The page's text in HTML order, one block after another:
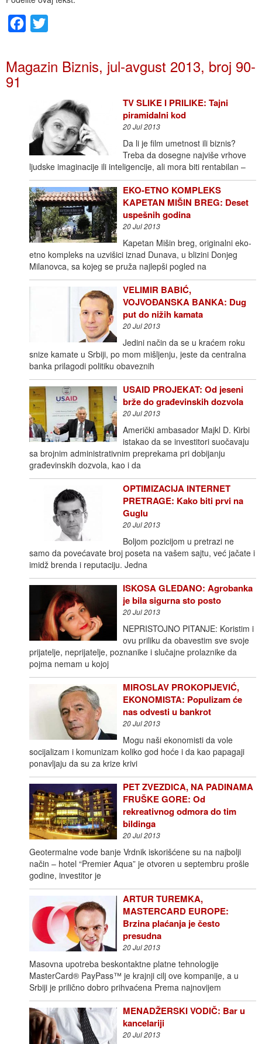
Facebook
Magazin Biznis, jul-avgust 2013, broj 90-
91
TV SLIKE I PRILIKE: Tajni
piramidalni kod
20 Jul 2013
Da li je film umetnost ili biznis?
Treba da dosegne najviše vrhove
ljudske imaginacije ili inteligencije, ali mora biti rentabilan –
EKO-ETNO KOMPLEKS
KAPETAN MIŠIN BREG: Deset
uspešnih godina
20 Jul 2013
Kapetan Mišin breg, originalni eko-
etno kompleks na uzvišici iznad Dunava, u blizini Donjeg
Milanovca, sa kojeg se pruža najlepši pogled na
VELIMIR BABIĆ,
VOJVOĐANSKA BANKA: Dug
put do nižih kamata
20 Jul 2013
Jedini način da se u kraćem roku
snize kamate u Srbiji, po mom mišljenju, jeste da centralna
banka prilagodi politiku obaveznih
USAID PROJEKAT: Od jeseni
brže do građevinskih dozvola
20 Jul 2013
Američki ambasador Majkl D. Kirbi
istakao da se investitori suočavaju
sa brojnim administrativnim preprekama pri dobijanju
građevinskih dozvola, kao i da
OPTIMIZACIJA INTERNET
PRETRAGE: Kako biti prvi na
Guglu
20 Jul 2013
Boljom pozicijom u pretrazi ne
samo da povećavate broj poseta na vašem sajtu, već jačate i
imidž brenda i reputaciju. Jedna
ISKOSA GLEDANO: Agrobanka
je bila sigurna sto posto
20 Jul 2013
NEPRISTOJNO PITANJE: Koristim i
ovu priliku da obavestim sve svoje
prijatelje, neprijatelje, poznanike i slučajne prolaznike da
pojma nemam u kojoj
MIROSLAV PROKOPIJEVIĆ,
EKONOMISTA: Populizam će
nas odvesti u bankrot
20 Jul 2013
Mogu naši ekonomisti da vole
socijalizam i komunizam koliko god hoće i da kao papagaji
ponavljaju da su za krize krivi
PET ZVEZDICA, NA PADINAMA
FRUŠKE GORE: Od
rekreativnog odmora do tim
bildinga
20 Jul 2013
Geotermalne vode banje Vrdnik iskorišćene su na najbolji
način – hotel “Premier Aqua” je otvoren u septembru prošle
godine, investitor je
ARTUR TUREMKA,
MASTERCARD EUROPE:
Brzina plaćanja je često
presudna
20 Jul 2013
Masovna upotreba beskontaktne platne tehnologije
MasterCard® PayPass™ je krajnji cilj ove kompanije, a u
Srbiji je prilično dobro prihvaćena Prema najnovijem
MENADŽERSKI VODIČ: Bar u
kancelariji
20 Jul 2013